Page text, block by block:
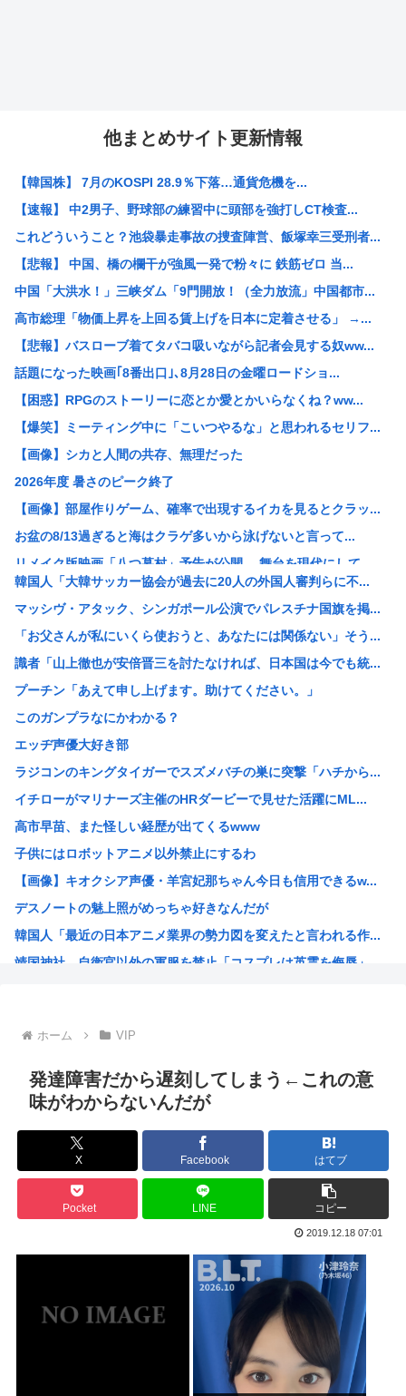
他まとめサイト更新情報
【韓国株】 7月のKOSPI 28.9％下落…通貨危機を...
【速報】 中2男子、野球部の練習中に頭部を強打しCT検査...
これどういうこと？池袋暴走事故の捜査陣営、飯塚幸三受刑者...
【悲報】 中国、橋の欄干が強風一発で粉々に 鉄筋ゼロ 当...
中国「大洪水！」三峡ダム「9門開放！（全力放流」中国都市...
高市総理「物価上昇を上回る賃上げを日本に定着させる」 →...
【悲報】バスローブ着てタバコ吸いながら記者会見する奴ww...
話題になった映画｢8番出口｣､8月28日の金曜ロードショ...
【困惑】RPGのストーリーに恋とか愛とかいらなくね？ww...
【爆笑】ミーティング中に「こいつやるな」と思われるセリフ...
【画像】シカと人間の共存、無理だった
2026年度 暑さのピーク終了
【画像】部屋作りゲーム、確率で出現するイカを見るとクラッ...
お盆の8/13過ぎると海はクラゲ多いから泳げないと言って...
リメイク版映画「八つ墓村」予告が公開、 舞台を現代にして...
【疑問】葬式←まぁわかる 四十九日←いらねぇだろ
【画像】ツレがこんなラスボスみたいな痛服で街歩くって聞か...
「蒼穹のファフナー」とかいうロボットアニメ
【画像】こういうブラに乳首ひっかけてる女の子ｗｗｗ
【画像】まんさん「貧乳だから男水着で市民プールいったら周...
【朗報】誤って脳幹を摘出された女性､重篤な植物状態だが､...
X、収益化が9/7に終わるwww
VTuberさん、祖母の「家族だけの一日葬」をした結果ｗ...
【悲報】休日BBQ上司さん「ワイくん！焼肉のタレ買ってき...
【衝撃】ハンターハンターの新能力「ムテキング」、ガチで最...
【悲報】ハンターハンターの新能力「ムテキング」、ガチで最...
【悲報】理系女子「ガンダムってさぁ、頭の“バルカン”意味...
【悲報】吉岡里帆、アドリブで俳優の手を取りおっぱいに押し...
【クレーマー】「研いでもらったら刃が1mm小さくなった」...
韓国人「大韓サッカー協会が過去に20人の外国人審判らに不...
マッシヴ・アタック、シンガポール公演でパレスチナ国旗を掲...
「お父さんが私にいくら使おうと、あなたには関係ない」そう...
識者「山上徹也が安倍晋三を討たなければ、日本国は今でも統...
プーチン「あえて申し上げます。助けてください。」
このガンプラなにかわかる？
エッヂ声優大好き部
ラジコンのキングタイガーでスズメバチの巣に突撃「ハチから...
イチローがマリナーズ主催のHRダービーで見せた活躍にML...
高市早苗、また怪しい経歴が出てくるwww
子供にはロボットアニメ以外禁止にするわ
【画像】キオクシア声優・羊宮妃那ちゃん今日も信用できるw...
デスノートの魅上照がめっちゃ好きなんだが
韓国人「最近の日本アニメ業界の勢力図を変えたと言われる作...
靖国神社、自衛官以外の軍服を禁止「コスプレは英霊を侮辱」
ダンジョン飯のキャラいい子ばっかりでほんとに癒される
【朗報】 韓国人「Jリーグのこの監督、経歴がおかしい」
さもしい熊本県民「食事、ベッド、エアコン」を政府に切望。
【緊急速報】信用声優の羊宮妃那さん…
靖国神社、軍服コスプレでの参拝を禁止へ
【高市】トランプ「イランが核入手したら2分でイタリア滅亡...
ハンターハンター今何やってるかわからないWWW
5年前お前ら「AIイラストすげぇ！これもう人間のイラスト...
韓国人「台風で品不足になった沖縄のスーパーに行ってみたら...
韓国人「『日本ビールは絶対に飲まない！』と大騒ぎしていた...
海外「日本のこの場所は現実とは思えないレベルで美しい…！...
NISAのせいで少子化加速してるけどこれ本当に政策として...
ホーム VIP
発達障害だから遅刻してしまう←これの意
味がわからないんだが
X Facebook はてブ
Pocket LINE コピー
2019.12.18 07:01